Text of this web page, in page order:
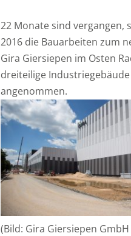
22 Monate sind
2016 die Bauarbeiten zum
Gira Giersiepen im Osten
dreiteilige
angenommen.
(Bild: Gira Giersiepen GmbH